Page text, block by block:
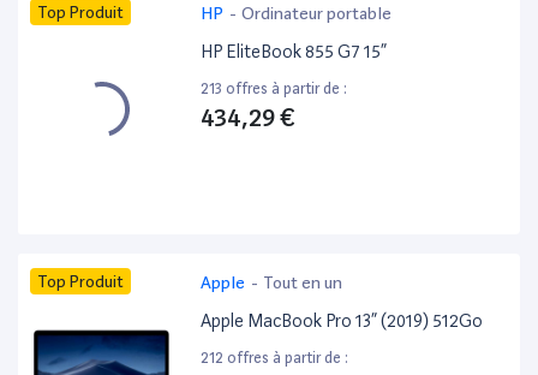
Top Produit HP - Ordinateur portable
HP EliteBook 855 G7 15”
213 offres à partir de :
434,29 €
Top Produit Apple - Tout en un
Apple MacBook Pro 13” (2019) 512Go
212 offres à partir de :